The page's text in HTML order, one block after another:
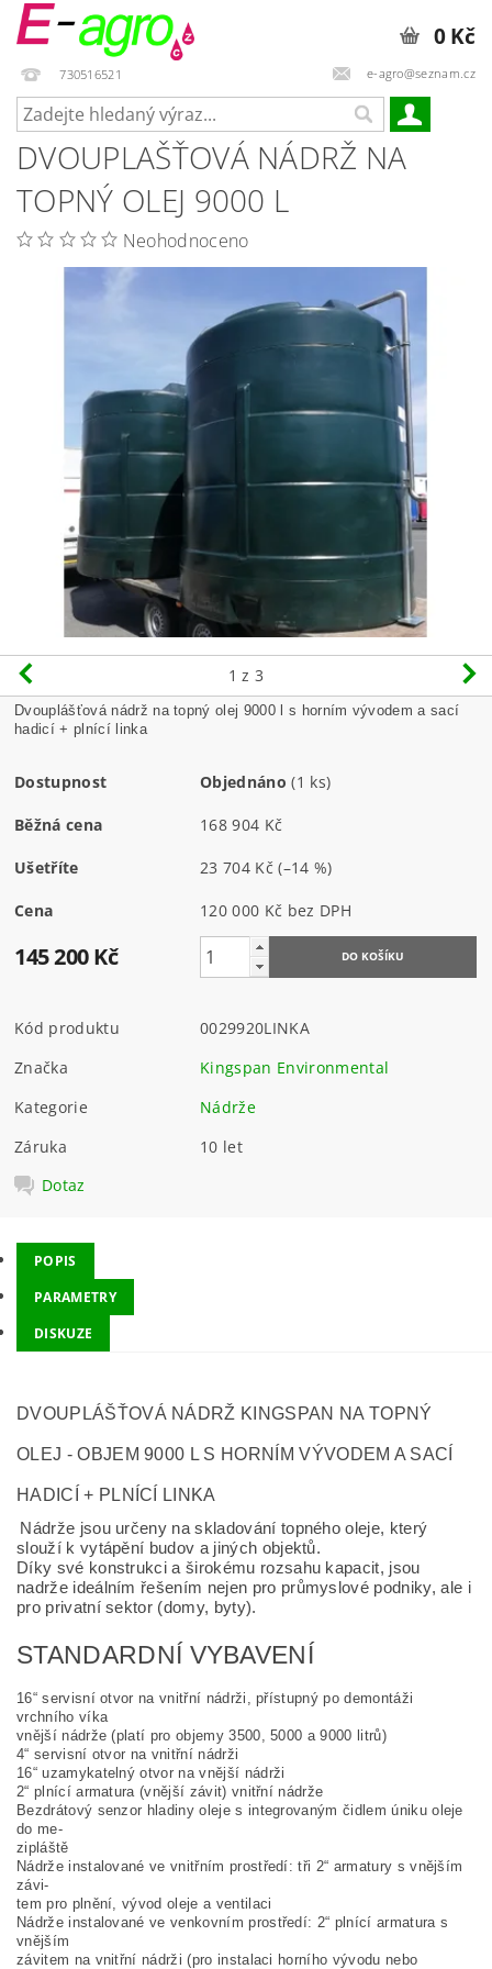
730516521 e-agro@seznam.cz
0 Kč
DVOUPLAŠŤOVÁ NÁDRŽ NA
TOPNÝ OLEJ 9000 L
Neohodnoceno
1 z 3
Dvouplášťová nádrž na topný olej 9000 l s horním vývodem a sací
hadicí + plnící linka
Dostupnost Objednáno (1 ks)
Běžná cena 168 904 Kč
Ušetříte 23 704 Kč(–14 %)
Cena 120 000 Kč bez DPH
145 200 Kč
Kód produktu
0029920LINKA
Značka
Kingspan Environmental
Kategorie
Nádrže
Záruka
10 let
Dotaz
POPIS
PARAMETRY
DISKUZE
DVOUPLÁŠŤOVÁ NÁDRŽ KINGSPAN NA TOPNÝ
OLEJ - OBJEM 9000 L S HORNÍM VÝVODEM A SACÍ
HADICÍ + PLNÍCÍ LINKA
Nádrže jsou určeny na skladování topného oleje, který
slouží k vytápění budov a jiných objektů.
Díky své konstrukci a širokému rozsahu kapacit, jsou
nadrže ideálním řešením nejen pro průmyslové podniky, ale i
pro privatní sektor (domy, byty).
STANDARDNÍ VYBAVENÍ
16“ servisní otvor na vnitřní nádrži, přístupný po demontáži
vrchního víka
vnější nádrže (platí pro objemy 3500, 5000 a 9000 litrů)
4“ servisní otvor na vnitřní nádrži
16“ uzamykatelný otvor na vnější nádrži
2“ plnící armatura (vnější závit) vnitřní nádrže
Bezdrátový senzor hladiny oleje s integrovaným čidlem úniku oleje
do me-
zipláště
Nádrže instalované ve vnitřním prostředí: tři 2“ armatury s vnějším
závi-
tem pro plnění, vývod oleje a ventilaci
Nádrže instalované ve venkovním prostředí: 2“ plnící armatura s
vnějším
závitem na vnitřní nádrži (pro instalaci horního vývodu nebo